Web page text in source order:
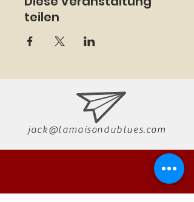
teilen
jack@lamaisondublues.com